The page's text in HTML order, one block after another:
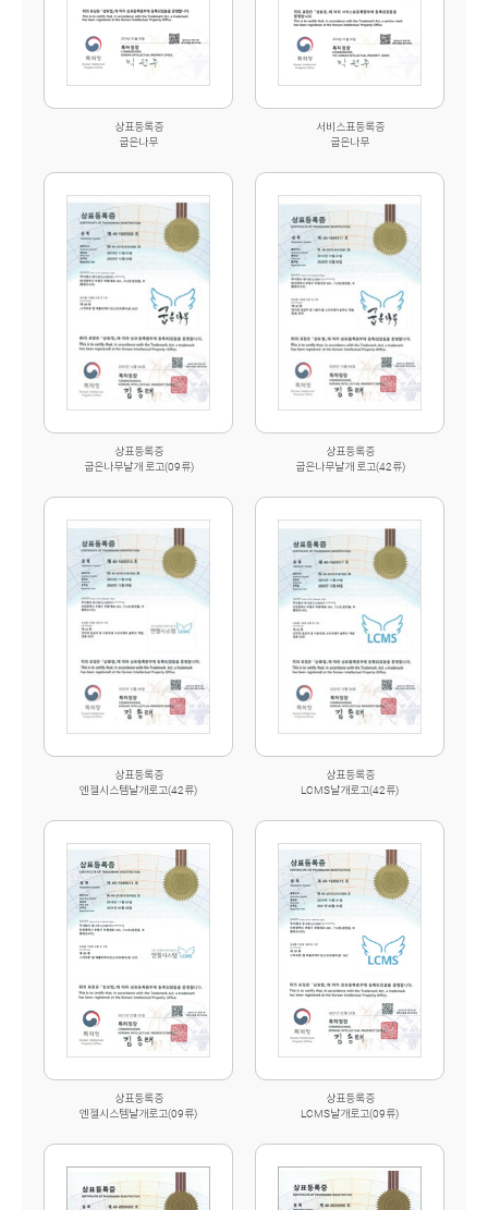
상표등록증
굽은나무
서비스표등록증
굽은나무
상표등록증
굽은나무날개 로고(09류)
상표등록증
굽은나무날개 로고(42류)
상표등록증
엔젤시스템날개로고(42류)
상표등록증
LCMS날개로고(42류)
상표등록증
엔젤시스템날개로고(09류)
상표등록증
LCMS날개로고(09류)